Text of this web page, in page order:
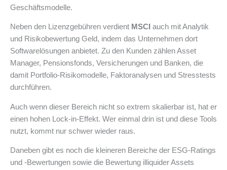
Geschäftsmodelle.
Neben den Lizenzgebühren verdient MSCI auch mit Analytik
und Risikobewertung Geld, indem das Unternehmen dort
Softwarelösungen anbietet. Zu den Kunden zählen Asset
Manager, Pensionsfonds, Versicherungen und Banken, die
damit Portfolio-Risikomodelle, Faktoranalysen und Stresstests
durchführen.
Auch wenn dieser Bereich nicht so extrem skalierbar ist, hat er
einen hohen Lock-in-Effekt. Wer einmal drin ist und diese Tools
nutzt, kommt nur schwer wieder raus.
Daneben gibt es noch die kleineren Bereiche der ESG-Ratings
und -Bewertungen sowie die Bewertung illiquider Assets